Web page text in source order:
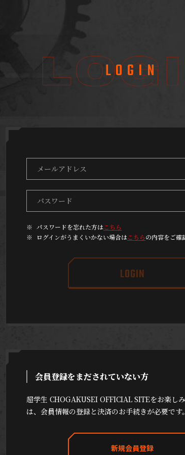
LOGIN
パスワードを忘れた方はこちら
ログインがうまくいかない場合はこちらの内容をご確
LOGIN
会員登録をまだされていない方
超学生 CHOGAKUSEI OFFICIAL SITEをお楽し
は、会員情報の登録と決済のお手続きが必要です。
新規会員登録